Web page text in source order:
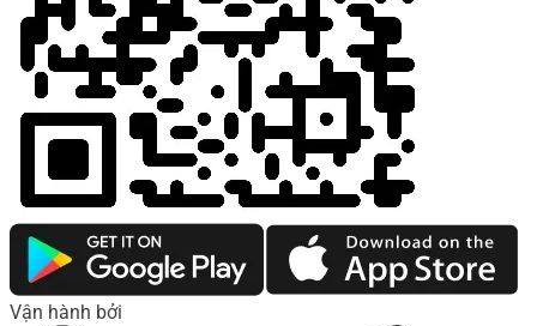
Vận hành bởi